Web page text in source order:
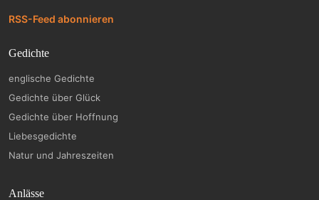
RSS-Feed abonnieren
Gedichte
englische Gedichte
Gedichte über Glück
Gedichte über Hoffnung
Liebesgedichte
Natur und Jahreszeiten
Anlässe